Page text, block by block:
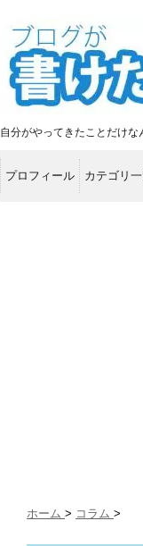
自分がやってきたことだけ
プロフィール カテゴリ
ホーム > コラム >